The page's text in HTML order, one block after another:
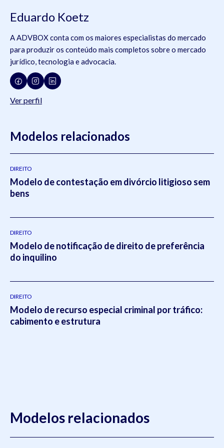
Eduardo Koetz
A ADVBOX conta com os maiores especialistas do mercado
para produzir os conteúdo mais completos sobre o mercado
jurídico, tecnologia e advocacia.
Ver perfil
Modelos relacionados
DIREITO
Modelo de contestação em divórcio litigioso sem
bens
DIREITO
Modelo de notificação de direito de preferência
do inquilino
DIREITO
Modelo de recurso especial criminal por tráfico:
cabimento e estrutura
Modelos relacionados